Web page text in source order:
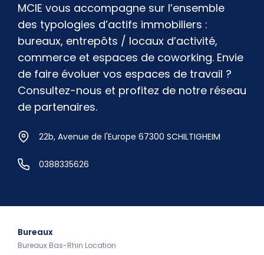
MCIE vous accompagne sur l’ensemble
des typologies d’actifs immobiliers :
bureaux, entrepôts / locaux d’activité,
commerce et espaces de coworking. Envie
de faire évoluer vos espaces de travail ?
Consultez-nous et profitez de notre réseau
de partenaires.
22b, Avenue de l'Europe 67300 SCHILTIGHEIM
0388335626
Bureaux
Bureaux Bas-Rhin Location